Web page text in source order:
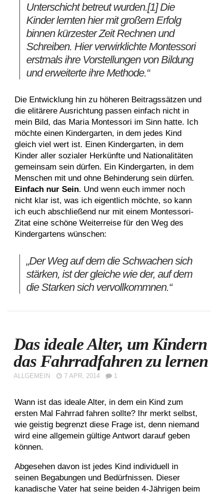
Unterschicht betreut wurden.[1] Die
Kinder lernten hier mit großem Erfolg
binnen kürzester Zeit Rechnen und
Schreiben. Hier verwirklichte Montessori
erstmals ihre Vorstellungen von Bildung
und erweiterte ihre Methode.“
Die Entwicklung hin zu höheren Beitragssätzen und
die elitärere Ausrichtung passen einfach nicht in
mein Bild, das Maria Montessori im Sinn hatte. Ich
möchte einen Kindergarten, in dem jedes Kind
gleich viel wert ist. Einen Kindergarten, in dem
Kinder aller sozialer Herkünfte und Nationalitäten
gemeinsam sein dürfen. Ein Kindergarten, in dem
Menschen mit und ohne Behinderung sein dürfen.
Einfach nur Sein. Und wenn euch immer noch
nicht klar ist, was ich eigentlich möchte, so kann
ich euch abschließend nur mit einem Montessori-
Zitat eine schöne Weiterreise für den Weg des
Kindergartens wünschen:
„Der Weg auf dem die Schwachen sich
stärken, ist der gleiche wie der, auf dem
die Starken sich vervollkommnen.“
Das ideale Alter, um Kindern
das Fahrradfahren zu lernen
ALLGEMEIN 7 APR, 2014 1
Wann ist das ideale Alter, in dem ein Kind zum
ersten Mal Fahrrad fahren sollte? Ihr merkt selbst,
wie geistig begrenzt diese Frage ist, denn niemand
wird eine allgemein gültige Antwort darauf geben
können.
Abgesehen davon ist jedes Kind individuell in
seinen Begabungen und Bedürfnissen. Dieser
kanadische Vater hat seine beiden 4-Jährigen beim